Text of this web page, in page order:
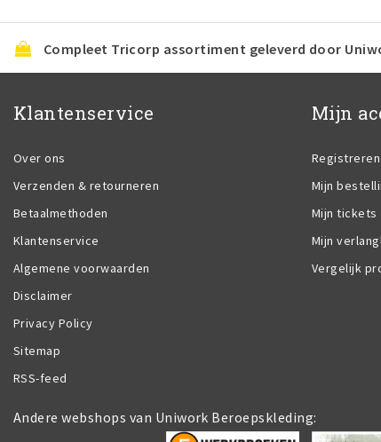
Compleet Tricorp assortiment geleverd door
Klantenservice
Over ons
Verzenden & retourneren
Betaalmethoden
Klantenservice
Algemene voorwaarden
Disclaimer
Privacy Policy
Sitemap
RSS-feed
Mijn
Registreren
Mijn
Mijn tickets
Mijn
Vergelijk
Andere webshops van Uniwork Beroepskleding: